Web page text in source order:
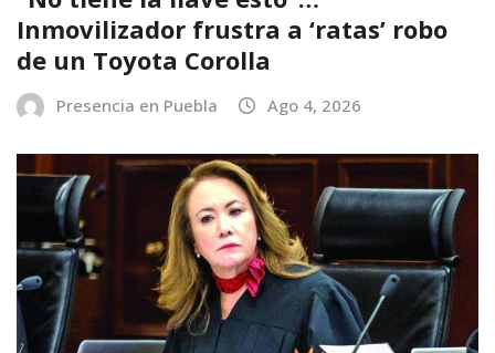
Inmovilizador frustra a ‘ratas’ robo
de un Toyota Corolla
Presencia en Puebla Ago 4, 2026